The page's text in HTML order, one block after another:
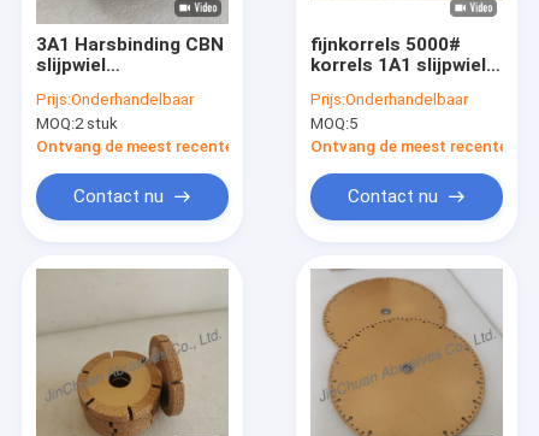
3A1 Harsbinding CBN
slijpwiel
B80/100
Prijs:Onderhandelbaar
MOQ:2 stuk
Ontvang de meest recente Prijs
Contact nu
fijnkorrels 5000#
korrels 1A1 slijpwiel
messen hars
gebonden slijpplaat
Prijs:Onderhandelbaar
MOQ:5
Ontvang de meest recente
Contact nu